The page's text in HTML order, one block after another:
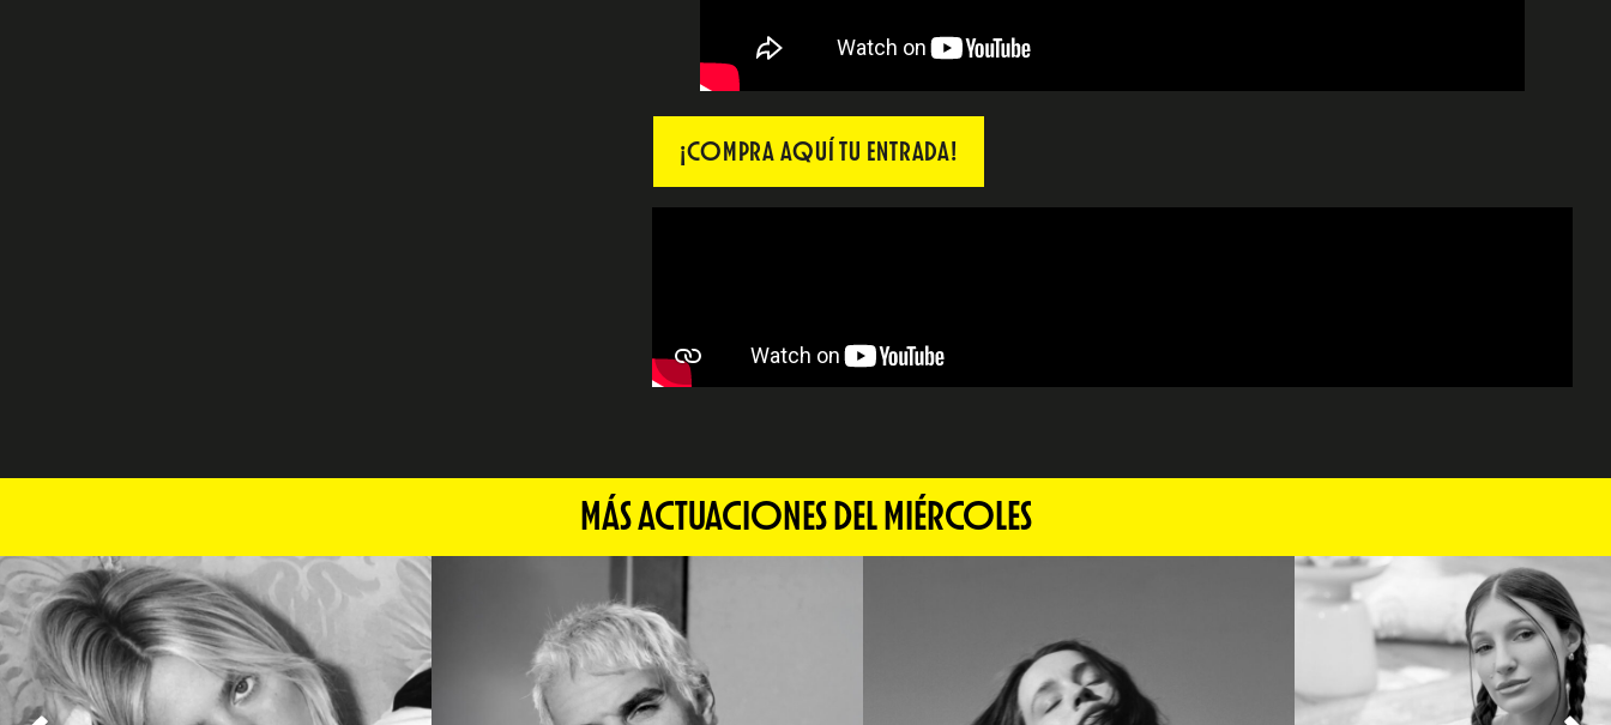
¡COMPRA AQUÍ TU ENTRADA!
MÁS ACTUACIONES DEL MIÉRCOLES